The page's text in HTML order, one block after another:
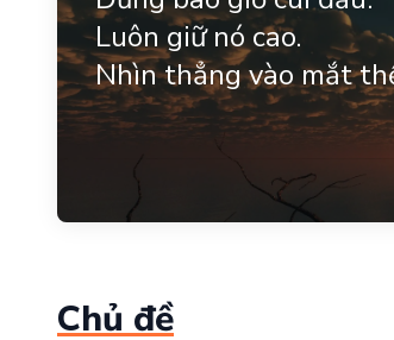
Luôn giữ nó cao.
Nhìn thẳng vào mắt
Chủ đề